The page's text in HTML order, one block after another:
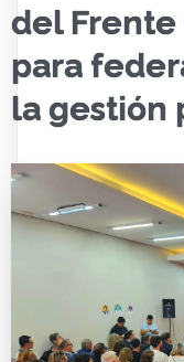
del Frente
para
la gestión